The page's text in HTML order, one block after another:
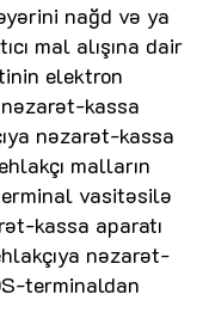
nağd və ya
mal alışına dair
elektron
kassa
nəzarət-kassa
malların
vasitəsilə
kassa aparatı
nəzarət-
terminaldan